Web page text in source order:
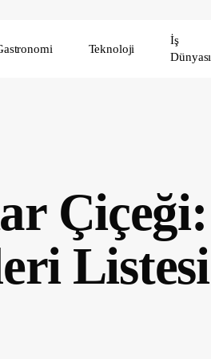
Teknoloji
İş
Dünyası
Çiçeği:
Listesi